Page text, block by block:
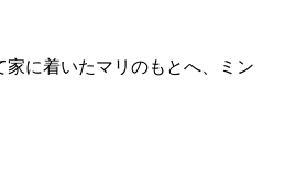
家に着いたマリのもとへ、ミン